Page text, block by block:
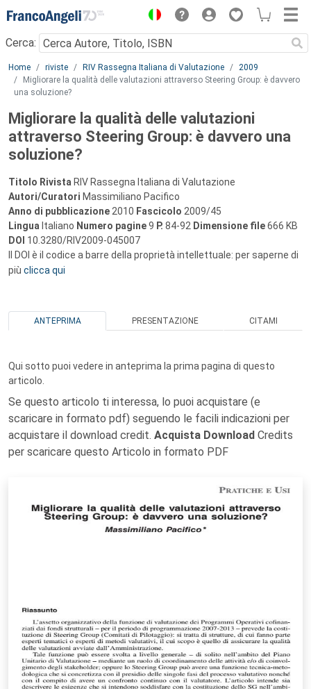
Menu
Cerca:
Main content
Home riviste RIV Rassegna Italiana di Valutazione
2009
Migliorare la qualità delle valutazioni attraverso Steering Group: è davvero
una soluzione?
Migliorare la qualità delle valutazioni
attraverso Steering Group: è davvero una
soluzione?
Titolo Rivista RIV Rassegna Italiana di Valutazione
Autori/Curatori Massimiliano Pacifico
Anno di pubblicazione 2010 Fascicolo 2009/45
Lingua Italiano Numero pagine9 P. 84-92 Dimensione file666 KB
DOI 10.3280/RIV2009-045007
Il DOI è il codice a barre della proprietà intellettuale: per saperne di
più clicca qui
ANTEPRIMA PRESENTAZIONE CITAMI
Qui sotto puoi vedere in anteprima la prima pagina di questo
articolo.
Se questo articolo ti interessa, lo puoi acquistare (e
scaricare in formato pdf) seguendo le facili indicazioni per
acquistare il download credit. Acquista Download Credits
per scaricare questo Articolo in formato PDF